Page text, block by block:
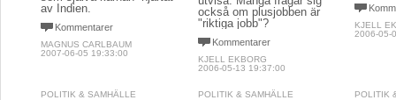
av Indien.
Kommentarer
MAGNUS CARLBAUM
2007-06-05 19:33:00
också om plusjobben är
"riktiga jobb"?
Kommentarer
KJELL EKBORG
2006-05-13 19:37:00
KJELL
2006-05-
POLITIK & SAMHÄLLE POLITIK & SAMHÄLLE POLITIK